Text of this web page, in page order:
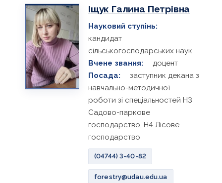
Іщук Галина Петрівна
Науковий ступінь:
кандидат
сільськогосподарських наук
Вчене звання:
доцент
Посада:
заступник декана з
навчально-методичної
роботи зі спеціальностей Н3
Садово-паркове
господарство, Н4 Лісове
господарство
(04744) 3-40-82
forestry@udau.edu.ua